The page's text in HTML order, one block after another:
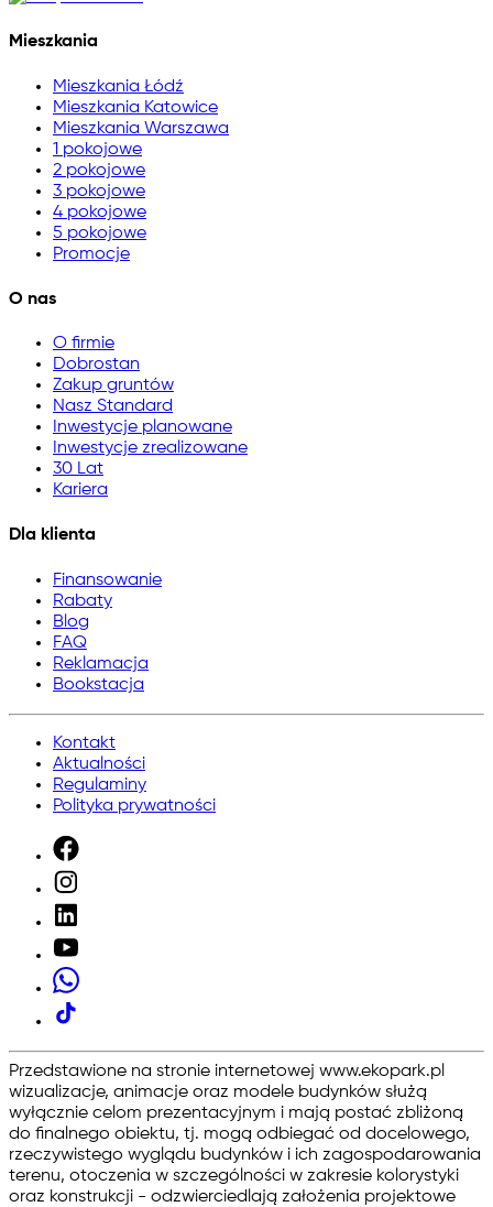
Mieszkania
Mieszkania Łódź
Mieszkania Katowice
Mieszkania Warszawa
1 pokojowe
2 pokojowe
3 pokojowe
4 pokojowe
5 pokojowe
Promocje
O nas
O firmie
Dobrostan
Zakup gruntów
Nasz Standard
Inwestycje planowane
Inwestycje zrealizowane
30 Lat
Kariera
Dla klienta
Finansowanie
Rabaty
Blog
FAQ
Reklamacja
Bookstacja
Kontakt
Aktualności
Regulaminy
Polityka prywatności
Przedstawione na stronie internetowej www.ekopark.pl
wizualizacje, animacje oraz modele budynków służą
wyłącznie celom prezentacyjnym i mają postać zbliżoną
do finalnego obiektu, tj. mogą odbiegać od docelowego,
rzeczywistego wyglądu budynków i ich zagospodarowania
terenu, otoczenia w szczególności w zakresie kolorystyki
oraz konstrukcji - odzwierciedlają założenia projektowe